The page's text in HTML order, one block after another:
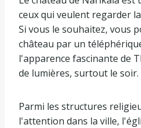
ceux qui veulent regarder
Si vous le souhaitez, vous
château par un
l'apparence fascinante de
de lumières, surtout le soir.
Parmi les structures
l'attention dans la ville,